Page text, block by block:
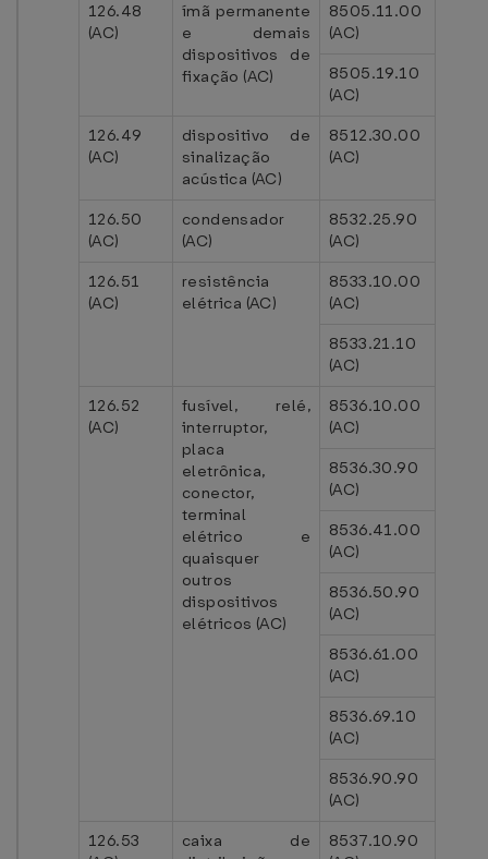
126.48
(AC)
ímã permanente
e demais
dispositivos de
fixação (AC)
8505.11.00
(AC)
8505.19.10
(AC)
126.49
(AC)
dispositivo de
sinalização
acústica (AC)
8512.30.00
(AC)
126.50
(AC)
condensador
(AC)
8532.25.90
(AC)
126.51
(AC)
resistência
elétrica (AC)
8533.10.00
(AC)
8533.21.10
(AC)
126.52
(AC)
fusível, relé,
interruptor,
placa
eletrônica,
conector,
terminal
elétrico e
quaisquer
outros
dispositivos
elétricos (AC)
8536.10.00
(AC)
8536.30.90
(AC)
8536.41.00
(AC)
8536.50.90
(AC)
8536.61.00
(AC)
8536.69.10
(AC)
8536.90.90
(AC)
126.53
caixa de
8537.10.90